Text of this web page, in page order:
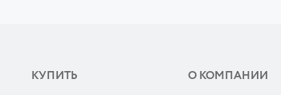
КУПИТЬ О КОМПАНИИ